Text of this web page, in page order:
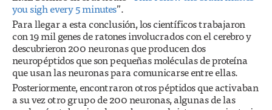
you sigh every 5 minutes”.
Para llegar a esta conclusión, los científicos trabajaron
con 19 mil genes de ratones involucrados con el cerebro y
descubrieron 200 neuronas que producen dos
neuropéptidos que son pequeñas moléculas de proteína
que usan las neuronas para comunicarse entre ellas.
Posteriormente, encontraron otros péptidos que activaban
a su vez otro grupo de 200 neuronas, algunas de las